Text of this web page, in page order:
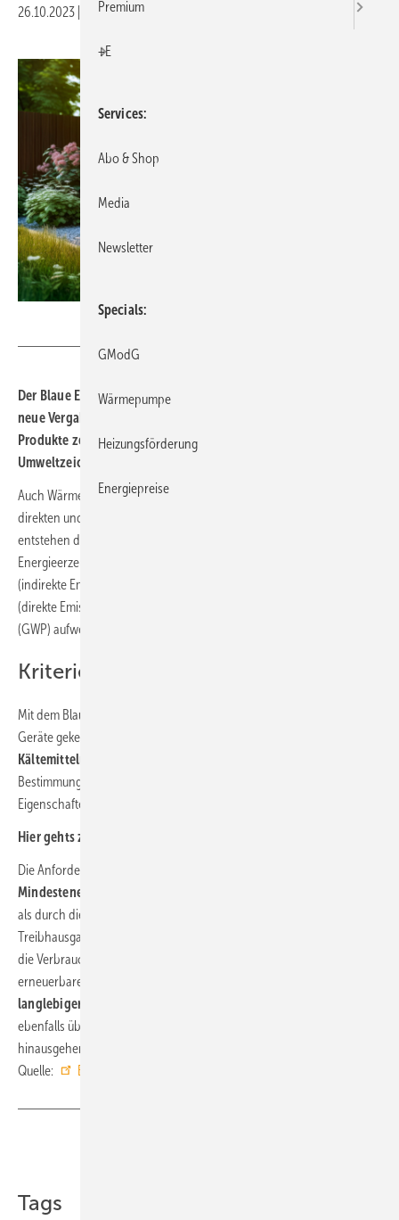
26.10.2023 Druckvorschau
Der Blaue Engel, das Umweltzeichen der Bundesregierung, hat
neue Vergabekriterien für Wärmepumpen. Hersteller können ihre
Produkte zertifizieren, die alle Anforderungen des
Umweltzeichens einhalten.
Auch Wärmepumpen tragen zum Treibhauseffekt bei, wenn die
direkten und indirekten Emissionen nicht minimiert werden. Diese
entstehen durch den Verbrauch elektrischer Energie und die mit der
Energieerzeugung verbundenen Emissionen an Treibhausgasen
(indirekte Emissionen) sowie durch die Freisetzung von Kältemitteln
(direkte Emissionen), die häufig ein sehr hohes Treibhauspotenzial
(GWP) aufweisen.
Kriterien zur Zertifizierung
Mit dem Blauen Engel für Wärmepumpen (DE-UZ 230) können daher
Geräte gekennzeichnet werden, die mit
Kältemitteln
Bestimmungen hinaus – durch weitere umweltfreundliche
Eigenschaften auszeichnen.
Hier gehts zu
Die Anforderungen umfassen strengere
Mindestenergieeffizienzwerte für den Betrieb
als durch die Ökodesign-Verordnung vorgeschrieben, so dass die
Treibhausgasemissionen weiter reduziert werden – umso mehr, wenn
die Verbraucher*innen zusätzlich den Betriebsstrom aus
erneuerbaren Quellen beziehen. Zudem werden die
langlebiger Abbauprodukte von Kältemitteln
ebenfalls über die Grenzwerte der Ökodesign-Verordnung
hinausgehend, die
Quelle:
Blauer Engel
Tags
Premium
+E
Services
Abo & Shop
Media
Newsletter
Specials
GModG
Wärmepumpe
Heizungsförderung
Energiepreise